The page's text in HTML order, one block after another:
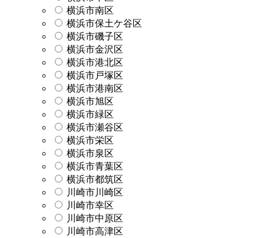
横浜市南区
横浜市保土ケ谷区
横浜市磯子区
横浜市金沢区
横浜市港北区
横浜市戸塚区
横浜市港南区
横浜市旭区
横浜市緑区
横浜市瀬谷区
横浜市栄区
横浜市泉区
横浜市青葉区
横浜市都筑区
川崎市川崎区
川崎市幸区
川崎市中原区
川崎市高津区